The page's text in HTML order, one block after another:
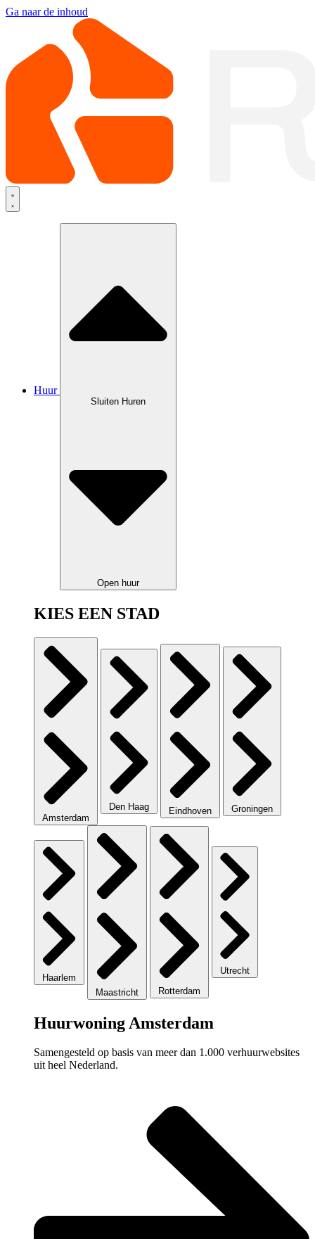
Ga naar de inhoud
Huur
Sluiten Huren
Open huur
KIES EEN STAD
Amsterdam
Den Haag Eindhoven Groningen
Haarlem
Maastricht
Rotterdam
Utrecht
Huurwoning Amsterdam
Samengesteld op basis van meer dan 1.000 verhuurwebsites
uit heel Nederland.